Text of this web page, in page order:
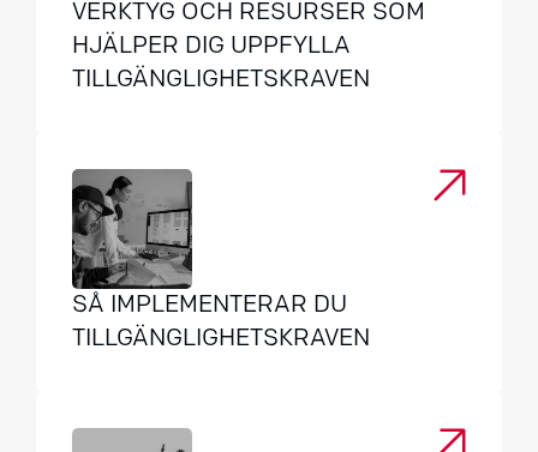
VERKTYG OCH RESURSER SOM
HJÄLPER DIG UPPFYLLA
TILLGÄNGLIGHETSKRAVEN
SÅ IMPLEMENTERAR DU
TILLGÄNGLIGHETSKRAVEN